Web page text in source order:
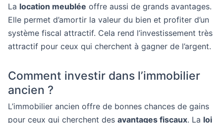
La location meublée offre aussi de grands avantages.
Elle permet d’amortir la valeur du bien et profiter d’un
système fiscal attractif. Cela rend l’investissement très
attractif pour ceux qui cherchent à gagner de l’argent.
Comment investir dans l’immobilier
ancien ?
L’immobilier ancien offre de bonnes chances de gains
pour ceux qui cherchent des avantages fiscaux. La loi